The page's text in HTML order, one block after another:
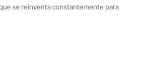
se reinventa constantemente para